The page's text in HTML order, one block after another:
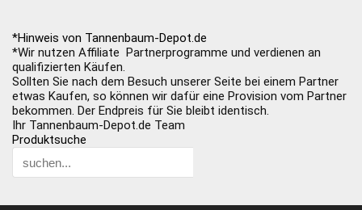
*Hinweis von Tannenbaum-Depot.de
*Wir nutzen Affiliate Partnerprogramme und verdienen an
qualifizierten Käufen.
Sollten Sie nach dem Besuch unserer Seite bei einem Partner
etwas Kaufen, so können wir dafür eine Provision vom Partner
bekommen. Der Endpreis für Sie bleibt identisch.
Ihr Tannenbaum-Depot.de Team
Produktsuche